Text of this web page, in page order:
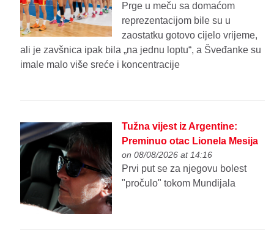
Prge u meču sa domaćom
reprezentacijom bile su u
zaostatku gotovo cijelo vrijeme,
ali je zavšnica ipak bila „na jednu loptu“, a Šveđanke su
imale malo više sreće i koncentracije
Tužna vijest iz Argentine:
Preminuo otac Lionela Mesija
on 08/08/2026 at 14:16
Prvi put se za njegovu bolest
"pročulo" tokom Mundijala